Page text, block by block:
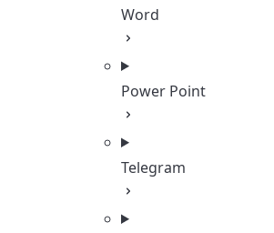
Word
Power Point
Telegram